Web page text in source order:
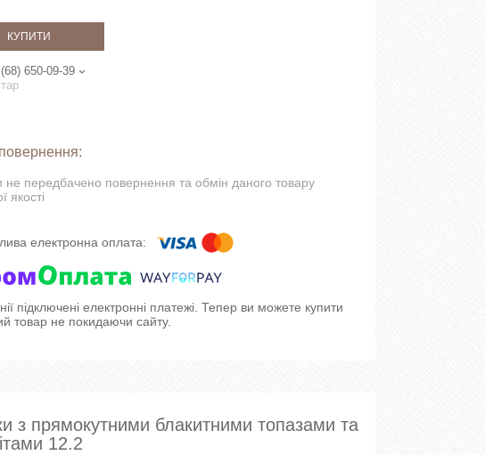
КУПИТИ
650-09-39
не передбачено повернення та обмін даного товару
якості
підключені електронні платежі. Тепер ви можете купити
товар не покидаючи сайту.
з прямокутними блакитними топазами та
12.2